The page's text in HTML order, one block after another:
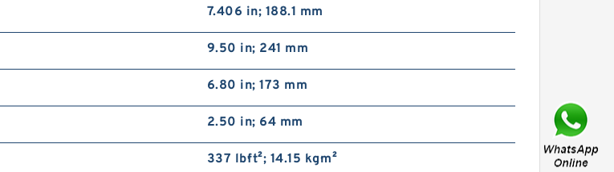
7.406 in; 188.1 mm
9.50 in; 241 mm
6.80 in; 173 mm
2.50 in; 64 mm
337 lb·ft²; 14.15 kg·m²